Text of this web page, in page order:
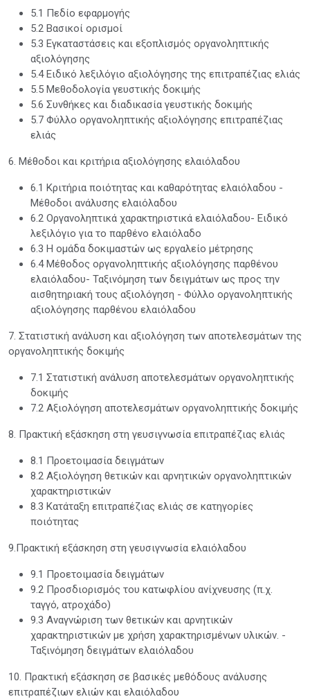
5.1 Πεδίο εφαρμογής
5.2 Βασικοί ορισμοί
5.3 Εγκαταστάσεις και εξοπλισμός οργανοληπτικής
αξιολόγησης
5.4 Ειδικό λεξιλόγιο αξιολόγησης της επιτραπέζιας ελιάς
5.5 Μεθοδολογία γευστικής δοκιμής
5.6 Συνθήκες και διαδικασία γευστικής δοκιμής
5.7 Φύλλο οργανοληπτικής αξιολόγησης επιτραπέζιας
ελιάς
6. Μέθοδοι και κριτήρια αξιολόγησης ελαιόλαδου
6.1 Κριτήρια ποιότητας και καθαρότητας ελαιόλαδου -
Μέθοδοι ανάλυσης ελαιόλαδου
6.2 Οργανοληπτικά χαρακτηριστικά ελαιόλαδου- Ειδικό
λεξιλόγιο για το παρθένο ελαιόλαδο
6.3 Η ομάδα δοκιμαστών ως εργαλείο μέτρησης
6.4 Μέθοδος οργανοληπτικής αξιολόγησης παρθένου
ελαιόλαδου- Ταξινόμηση των δειγμάτων ως προς την
αισθητηριακή τους αξιολόγηση - Φύλλο οργανοληπτικής
αξιολόγησης παρθένου ελαιόλαδου
7. Στατιστική ανάλυση και αξιολόγηση των αποτελεσμάτων της
οργανοληπτικής δοκιμής
7.1 Στατιστική ανάλυση αποτελεσμάτων οργανοληπτικής
δοκιμής
7.2 Αξιολόγηση αποτελεσμάτων οργανοληπτικής δοκιμής
8. Πρακτική εξάσκηση στη γευσιγνωσία επιτραπέζιας ελιάς
8.1 Προετοιμασία δειγμάτων
8.2 Αξιολόγηση θετικών και αρνητικών οργανοληπτικών
χαρακτηριστικών
8.3 Κατάταξη επιτραπέζιας ελιάς σε κατηγορίες
ποιότητας
9.Πρακτική εξάσκηση στη γευσιγνωσία ελαιόλαδου
9.1 Προετοιμασία δειγμάτων
9.2 Προσδιορισμός του κατωφλίου ανίχνευσης (π.χ.
ταγγό, ατροχάδο)
9.3 Αναγνώριση των θετικών και αρνητικών
χαρακτηριστικών με χρήση χαρακτηρισμένων υλικών. -
Ταξινόμηση δειγμάτων ελαιόλαδου
10. Πρακτική εξάσκηση σε βασικές μεθόδους ανάλυσης
επιτραπέζιων ελιών και ελαιόλαδου